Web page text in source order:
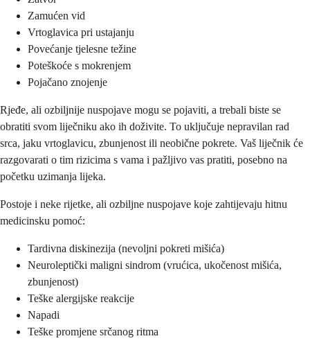
Zamućen vid
Vrtoglavica pri ustajanju
Povećanje tjelesne težine
Poteškoće s mokrenjem
Pojačano znojenje
Rjeđe, ali ozbiljnije nuspojave mogu se pojaviti, a trebali biste se
obratiti svom liječniku ako ih doživite. To uključuje nepravilan rad
srca, jaku vrtoglavicu, zbunjenost ili neobične pokrete. Vaš liječnik će
razgovarati o tim rizicima s vama i pažljivo vas pratiti, posebno na
početku uzimanja lijeka.
Postoje i neke rijetke, ali ozbiljne nuspojave koje zahtijevaju hitnu
medicinsku pomoć:
Tardivna diskinezija (nevoljni pokreti mišića)
Neuroleptički maligni sindrom (vrućica, ukočenost mišića,
zbunjenost)
Teške alergijske reakcije
Napadi
Teške promjene srčanog ritma